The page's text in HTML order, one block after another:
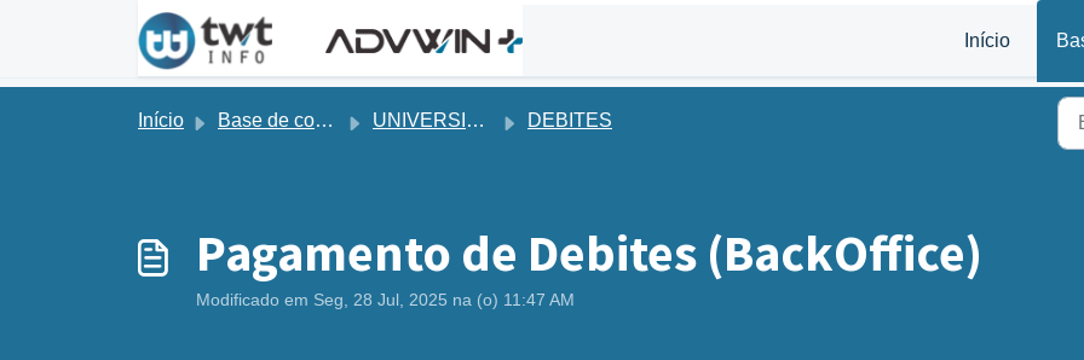
Ir para o conteúdo principal
Início
Início Base de conhecimento UNIVERSIDADE DEBITES
Pagamento de Debites (BackOffice)
Modificado em Seg, 28 Jul, 2025 na (o) 11:47 AM